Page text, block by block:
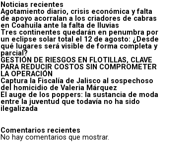
Noticias recientes
Agotamiento diario, crisis económica y falta
de apoyo acorralan a los criadores de cabras
en Coahuila ante la falta de lluvias
Tres continentes quedarán en penumbra por
un eclipse solar total el 12 de agosto: ¿Desde
qué lugares será visible de forma completa y
parcial?
GESTIÓN DE RIESGOS EN FLOTILLAS, CLAVE
PARA REDUCIR COSTOS SIN COMPROMETER
LA OPERACIÓN
Captura la Fiscalía de Jalisco al sospechoso
del homicidio de Valeria Márquez
El auge de los poppers: la sustancia de moda
entre la juventud que todavía no ha sido
ilegalizada
Comentarios recientes
No hay comentarios que mostrar.